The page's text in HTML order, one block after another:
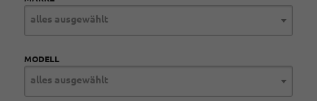
alles ausgewählt
MODELL
alles ausgewählt